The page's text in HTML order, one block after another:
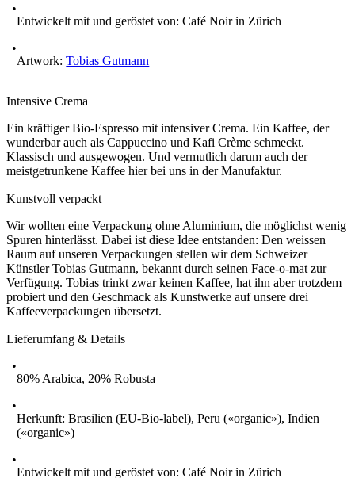
Entwickelt mit und geröstet von: Café Noir in Zürich
Artwork:Tobias Gutmann
Intensive Crema
Ein kräftiger Bio-Espresso mit intensiver Crema. Ein Kaffee, der
wunderbar auch als Cappuccino und Kafi Crème schmeckt.
Klassisch und ausgewogen. Und vermutlich darum auch der
meistgetrunkene Kaffee hier bei uns in der Manufaktur.
Kunstvoll verpackt
Wir wollten eine Verpackung ohne Aluminium, die möglichst wenig
Spuren hinterlässt. Dabei ist diese Idee entstanden: Den weissen
Raum auf unseren Verpackungen stellen wir dem Schweizer
Künstler Tobias Gutmann, bekannt durch seinen Face-o-mat zur
Verfügung. Tobias trinkt zwar keinen Kaffee, hat ihn aber trotzdem
probiert und den Geschmack als Kunstwerke auf unsere drei
Kaffeeverpackungen übersetzt.
Lieferumfang & Details
80% Arabica, 20% Robusta
Herkunft: Brasilien (EU-Bio-label), Peru («organic»), Indien
(«organic»)
Entwickelt mit und geröstet von: Café Noir in Zürich